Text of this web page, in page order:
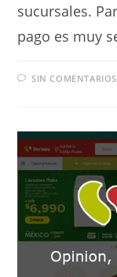
sucursales.
pago es muy
SIN COMENTARIOS